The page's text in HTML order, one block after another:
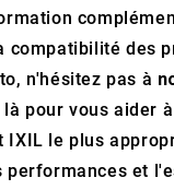
compatibilité des
n'hésitez pas à
là pour vous aider
IXIL le plus
performances et